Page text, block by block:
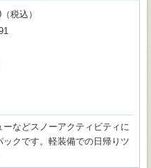
税込）
などスノーアクティビティに
クです。軽装備での日帰りツ